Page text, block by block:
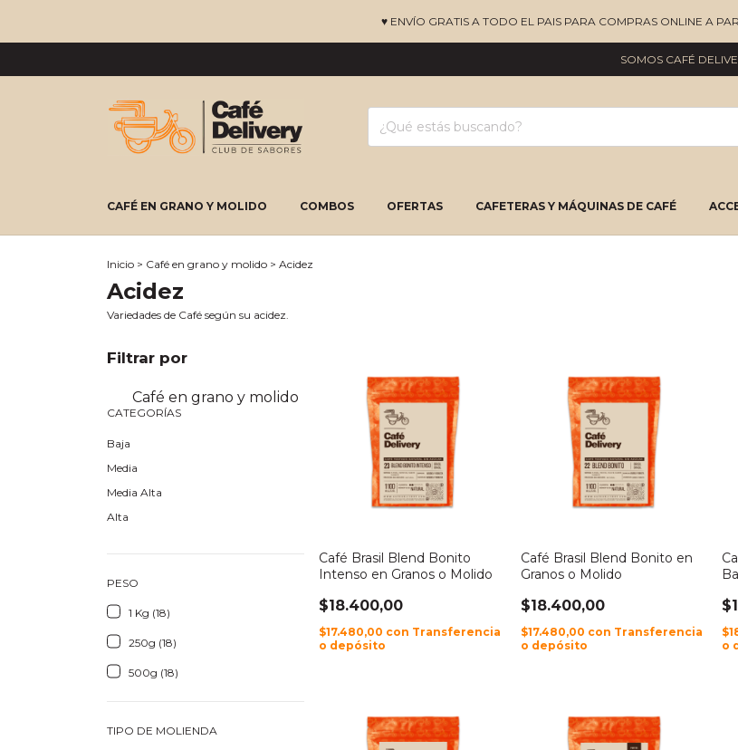
♥ ENVÍO GRATIS A TODO EL PAIS PARA COMPRAS ONLINE A
SOMOS CAFÉ
CAFÉ EN GRANO Y MOLIDO COMBOS OFERTAS CAFETERAS Y MÁQUINAS DE CAFÉ
Inicio > Café en grano y molido > Acidez
Acidez
Variedades de Café según su acidez.
Filtrar por
Café en grano y molido
CATEGORÍAS
Baja
Media
Media Alta
Alta
PESO
1 Kg (18)
250g (18)
500g (18)
TIPO DE MOLIENDA
Café Brasil Blend Bonito
Intenso en Granos o Molido
$18.400,00
$17.480,00 con Transferencia
o depósito
Café Brasil Blend Bonito en
Granos o Molido
$18.400,00
$17.480,00 con Transferencia
o depósito
o